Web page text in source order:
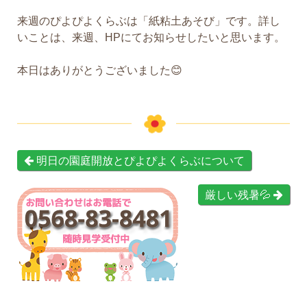
来週のぴよぴよくらぶは「紙粘土あそび」です。詳し
いことは、来週、HPにてお知らせしたいと思います。
本日はありがとうございました😊
明日の園庭開放とぴよぴよくらぶについて
厳しい残暑💦